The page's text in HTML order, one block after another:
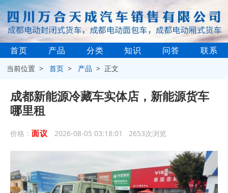
首页 产品 分类 知识 问答 联系
当前位置 >首页 > 产品 > 正文
成都新能源冷藏车实体店，新能源货车
哪里租
价格： 面议 2026-08-05 03:18:01 2653次浏览